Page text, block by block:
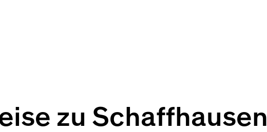
zu Schaffhausen